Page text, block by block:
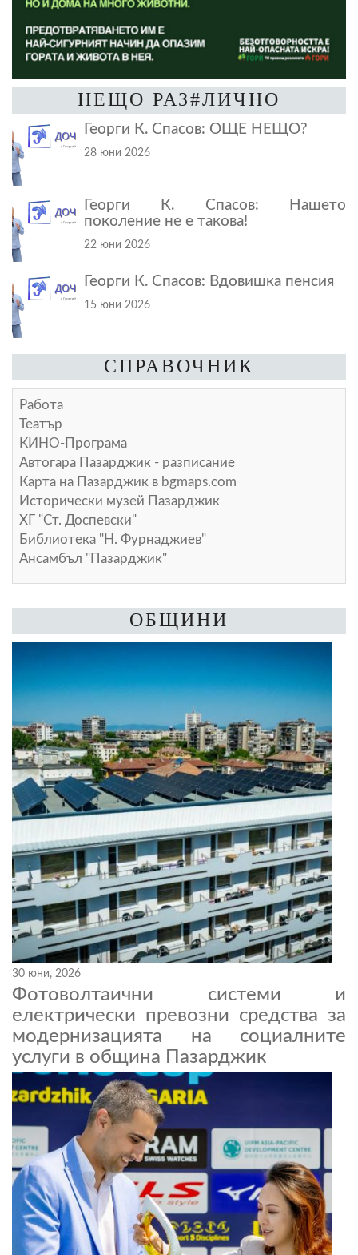
НЕЩО РАЗ#ЛИЧНО
Георги К. Спасов: ОЩЕ НЕЩО?
28 юни 2026
Георги К. Спасов: Нашето
поколение не е такова!
22 юни 2026
Георги К. Спасов: Вдовишка пенсия
15 юни 2026
СПРАВОЧНИК
Работа
Театър
КИНО-Програма
Автогара Пазарджик - разписание
Карта на Пазарджик в bgmaps.com
Исторически музей Пазарджик
ХГ "Ст. Доспевски"
Библиотека "Н. Фурнаджиев"
Ансамбъл "Пазарджик"
ОБЩИНИ
30 юни, 2026
Фотоволтаични системи и
електрически превозни средства за
модернизацията на социалните
услуги в община Пазарджик